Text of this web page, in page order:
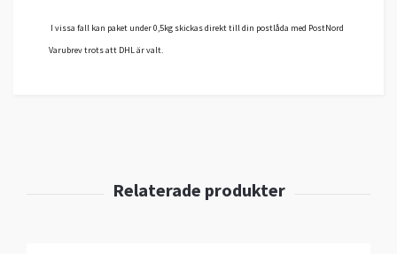
I vissa fall kan paket under 0,5kg skickasdirekt till din postlåda med PostNord
Varubrev trots att DHL är valt.